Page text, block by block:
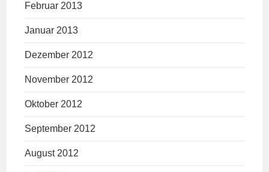
Februar 2013
Januar 2013
Dezember 2012
November 2012
Oktober 2012
September 2012
August 2012